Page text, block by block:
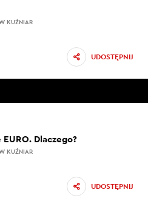
KUŹNIAR
UDOSTĘPNIJ
Dlaczego?
KUŹNIAR
UDOSTĘPNIJ